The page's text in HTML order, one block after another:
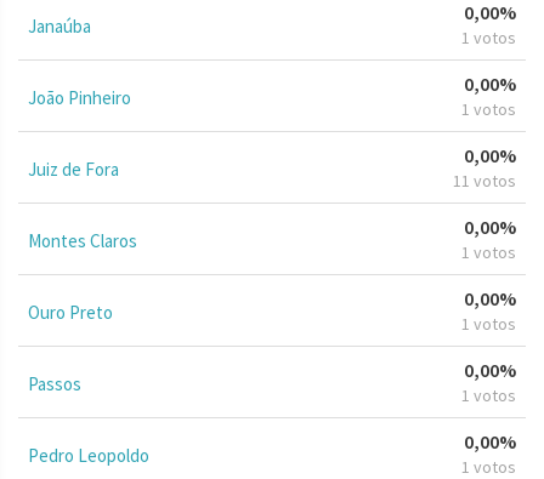
Janaúba
0,00%
1 votos
João Pinheiro
0,00%
1 votos
Juiz de Fora
0,00%
11 votos
Montes Claros
0,00%
1 votos
Ouro Preto
0,00%
1 votos
Passos
0,00%
1 votos
Pedro Leopoldo
0,00%
1 votos